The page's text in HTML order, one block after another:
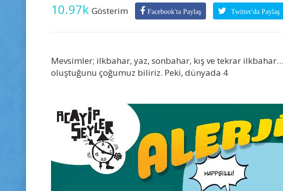
10.97k Gösterim Facebook'ta Paylaş Twitter'da Paylaş
Mevsimler; ilkbahar, yaz, sonbahar, kış ve tekrar
oluştuğunu çoğumuz biliriz. Peki, dünyada 4